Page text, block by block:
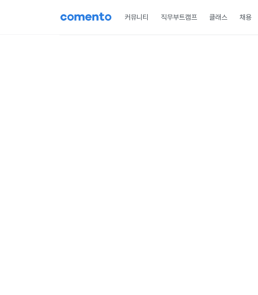
커뮤니티 직무부트캠프 클래스 채용